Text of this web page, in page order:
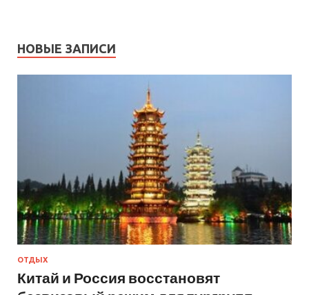
НОВЫЕ ЗАПИСИ
ОТДЫХ
Китай и Россия восстановят